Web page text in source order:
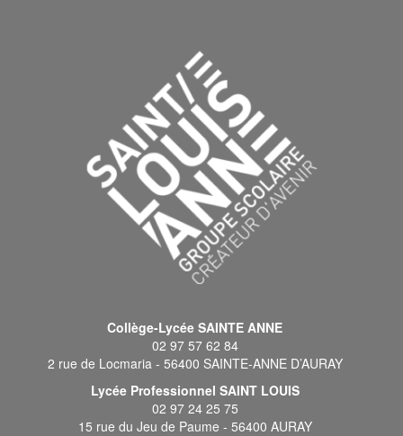
Collège-Lycée SAINTE ANNE
02 97 57 62 84
2 rue de Locmaria - 56400 SAINTE-ANNE D’AURAY
Lycée Professionnel SAINT LOUIS
02 97 24 25 75
15 rue du Jeu de Paume - 56400 AURAY